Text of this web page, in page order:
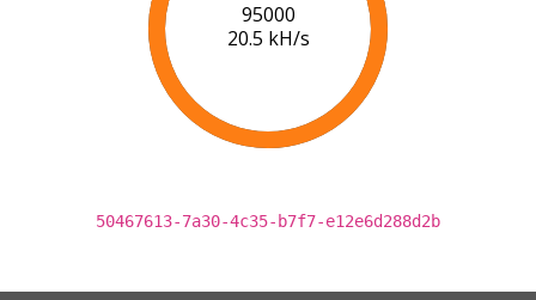
97000
20.6 kH/s
50467613-7a30-4c35-b7f7-e12e6d288d2b